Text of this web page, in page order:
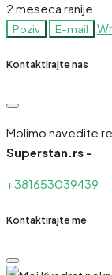
2 meseca ranije
Poziv E-mail
Kontaktirajte nas
Molimo navedite
Superstan.rs -
+381653039439
Kontaktirajte me